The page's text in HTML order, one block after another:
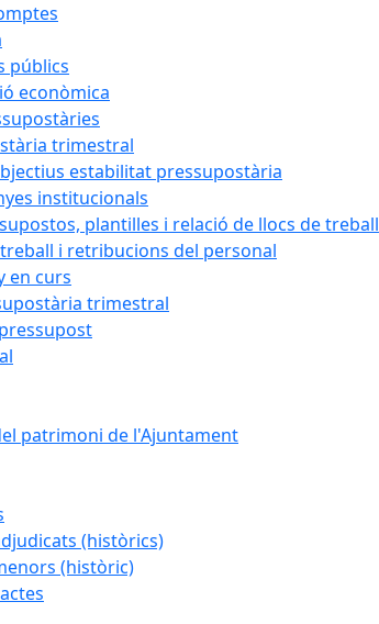
públics
econòmica
trimestral
estabilitat pressupostària
institucionals
plantilles i relació de llocs de treball
i retribucions del personal
en curs
trimestral
patrimoni de l'Ajuntament
(històrics)
(històric)